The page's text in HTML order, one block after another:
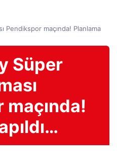
Pendikspor maçında! Planlama
Süper